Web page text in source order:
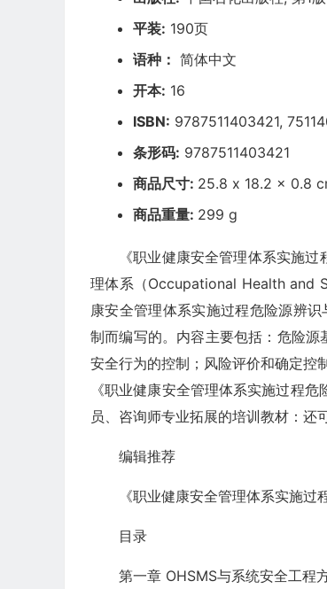
平装: 190页
语种： 简体中文
开本: 16
ISBN: 9787511403421,
条形码: 9787511403421
商品尺寸: 25.8 x 18.2 x 0.8
商品重量: 299 g
《职业健康安全管理体系实施
理体系（Occupational Health and
康安全管理体系实施过程危险源辨
制而编写的。内容主要包括：危险
安全行为的控制；风险评价和确定控
《职业健康安全管理体系实施过程
员、咨询师专业拓展的培训教材：还
编辑推荐
《职业健康安全管理体系实施过
目录
第一章 OHSMS与系统安全工程